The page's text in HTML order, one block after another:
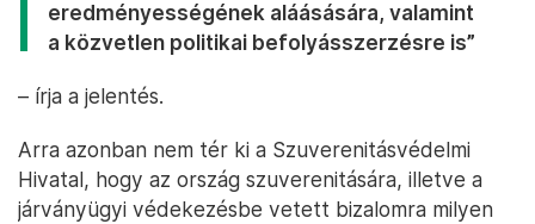
eredményességének aláásására, valamint
a közvetlen politikai befolyásszerzésre is”
– írja a jelentés.
Arra azonban nem tér ki a Szuverenitásvédelmi
Hivatal, hogy az ország szuverenitására, illetve a
járványügyi védekezésbe vetett bizalomra milyen